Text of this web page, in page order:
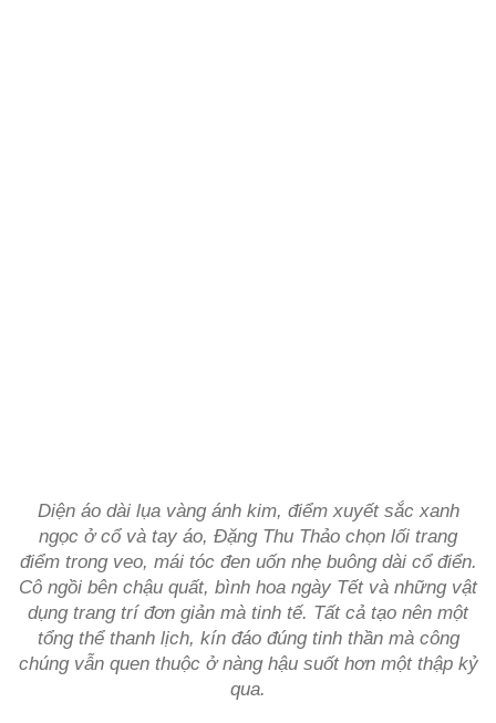
Diện áo dài lụa vàng ánh kim, điểm xuyết sắc xanh
ngọc ở cổ và tay áo, Đặng Thu Thảo chọn lối trang
điểm trong veo, mái tóc đen uốn nhẹ buông dài cổ điển.
Cô ngồi bên chậu quất, bình hoa ngày Tết và những vật
dụng trang trí đơn giản mà tinh tế. Tất cả tạo nên một
tổng thể thanh lịch, kín đáo đúng tinh thần mà công
chúng vẫn quen thuộc ở nàng hậu suốt hơn một thập kỷ
qua.